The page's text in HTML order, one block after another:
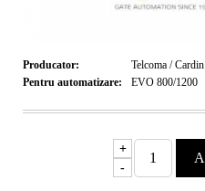
Producator:
Telcoma / Cardin
Pentru automatizare:
EVO 800/1200
+
-